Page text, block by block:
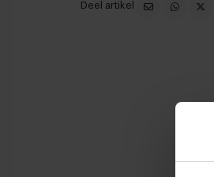
Deel artikel